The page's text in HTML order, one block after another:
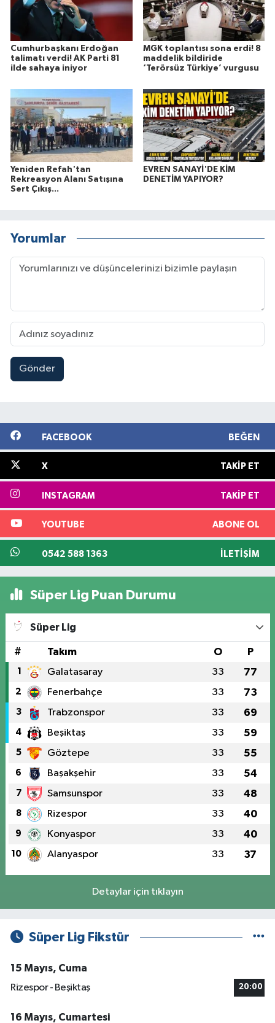
Cumhurbaşkanı Erdoğan
talimatı verdi! AK Parti 81
ilde sahaya iniyor
MGK toplantısı sona erdi! 8
maddelik bildiride
‘Terörsüz Türkiye’ vurgusu
Yeniden Refah'tan
Rekreasyon Alanı Satışına
Sert Çıkış...
EVREN SANAYİ'DE KİM
DENETİM YAPIYOR?
Yorumlar
Gönder
FACEBOOK BEĞEN
X TAKIP ET
INSTAGRAM TAKIP ET
YOUTUBE ABONE OL
0542 588 1363 İLETIŞIM
Süper Lig Puan Durumu
Süper Lig
# Takım O P
1 Galatasaray 33 77
2 Fenerbahçe 33 73
3 Trabzonspor 33 69
4 Beşiktaş 33 59
5 Göztepe 33 55
6 Başakşehir 33 54
7 Samsunspor 33 48
8 Rizespor 33 40
9 Konyaspor 33 40
10 Alanyaspor 33 37
Detaylar için tıklayın
Süper Lig Fikstür
15 Mayıs, Cuma
Rizespor - Beşiktaş
20:00
16 Mayıs, Cumartesi